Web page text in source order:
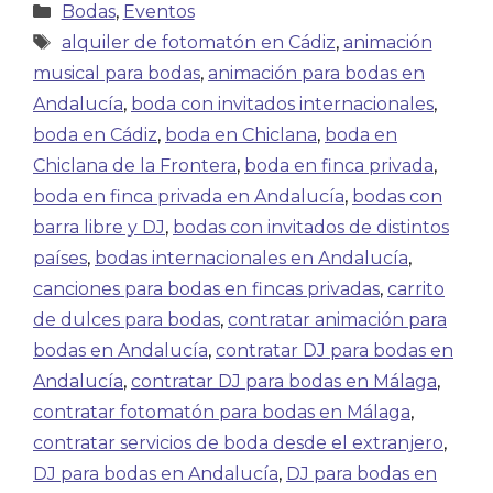
Bodas, Eventos
alquiler de fotomatón en Cádiz, animación
musical para bodas, animación para bodas en
Andalucía, boda con invitados internacionales,
boda en Cádiz, boda en Chiclana, boda en
Chiclana de la Frontera, boda en finca privada,
boda en finca privada en Andalucía, bodas con
barra libre y DJ, bodas con invitados de distintos
países, bodas internacionales en Andalucía,
canciones para bodas en fincas privadas, carrito
de dulces para bodas, contratar animación para
bodas en Andalucía, contratar DJ para bodas en
Andalucía, contratar DJ para bodas en Málaga,
contratar fotomatón para bodas en Málaga,
contratar servicios de boda desde el extranjero,
DJ para bodas en Andalucía, DJ para bodas en